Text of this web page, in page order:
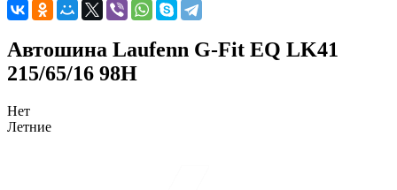
Автошина Laufenn G-Fit EQ LK41
215/65/16 98H
Нет
Летние